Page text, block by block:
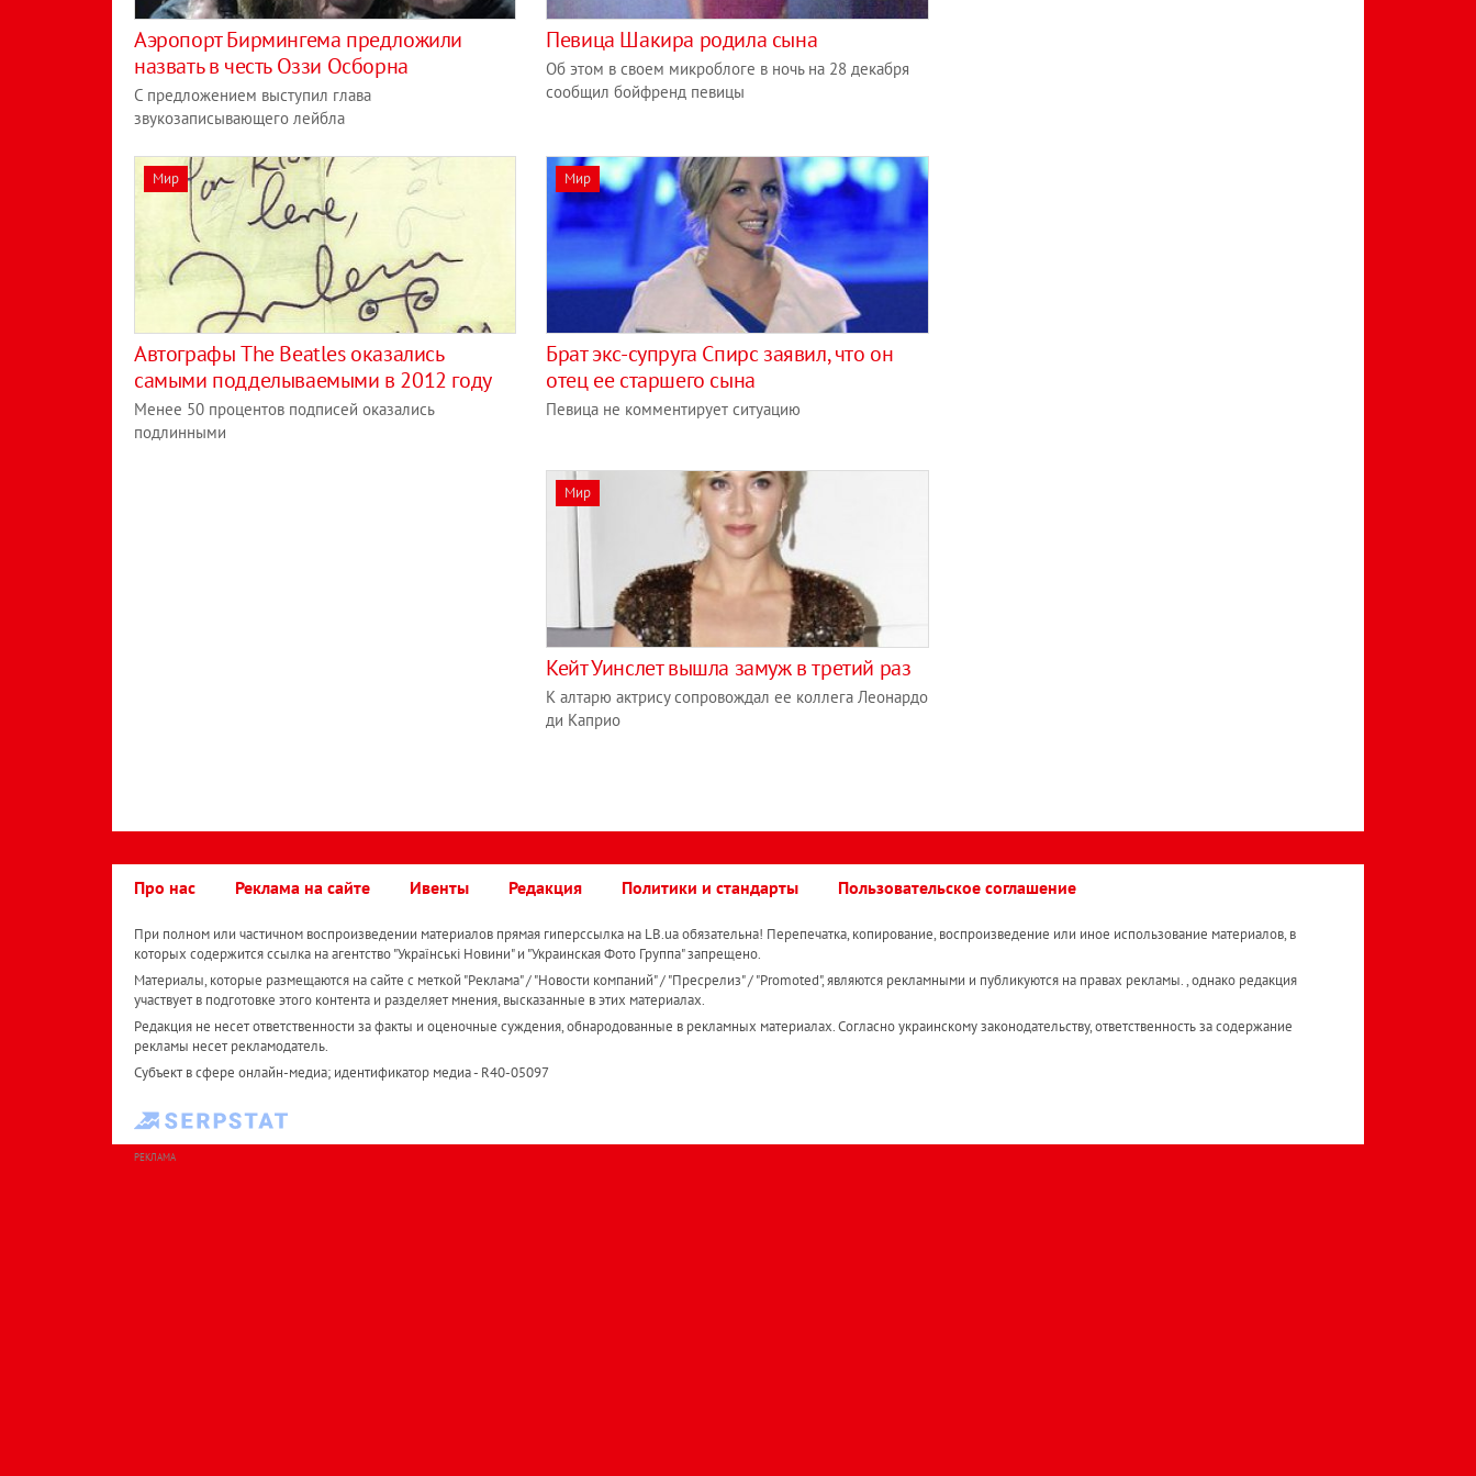
Аэропорт Бирмингема предложили
назвать в честь Оззи Осборна
С предложением выступил глава
звукозаписывающего лейбла
Певица Шакира родила сына
Об этом в своем микроблоге в ночь на 28 декабря
сообщил бойфренд певицы
Мир
Автографы The Beatles оказались
самыми подделываемыми в 2012 году
Менее 50 процентов подписей оказались
подлинными
Мир
Брат экс-супруга Спирс заявил, что он
отец ее старшего сына
Певица не комментирует ситуацию
Мир
Кейт Уинслет вышла замуж в третий раз
К алтарю актрису сопровождал ее коллега Леонардо
ди Каприо
Про нас Реклама на сайте Ивенты Редакция Политики и стандарты Пользовательское соглашение
При полном или частичном воспроизведении материалов прямая гиперссылка на LB.ua обязательна! Перепечатка, копирование, воспроизведение или иное использование материалов, в
которых содержится ссылка на агентство "Українськi Новини" и "Украинская Фото Группа" запрещено.
Материалы, которые размещаются на сайте с меткой "Реклама" / "Новости компаний" / "Пресрелиз" / "Promoted", являются рекламными и публикуются на правах рекламы. , однако редакция
участвует в подготовке этого контента и разделяет мнения, высказанные в этих материалах.
Редакция не несет ответственности за факты и оценочные суждения, обнародованные в рекламных материалах. Согласно украинскому законодательству, ответственность за содержание
рекламы несет рекламодатель.
Субъект в сфере онлайн-медиа; идентификатор медиа - R40-05097
РЕКЛАМА